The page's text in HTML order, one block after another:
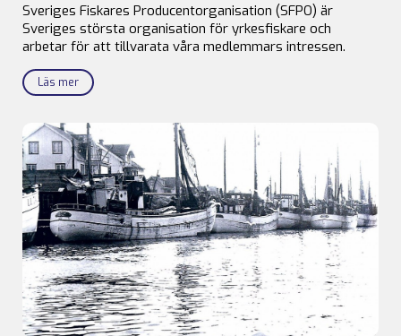
Sveriges Fiskares Producentorganisation (SFPO) är
Sveriges största organisation för yrkesfiskare och
arbetar för att tillvarata våra medlemmars intressen.
Läs mer